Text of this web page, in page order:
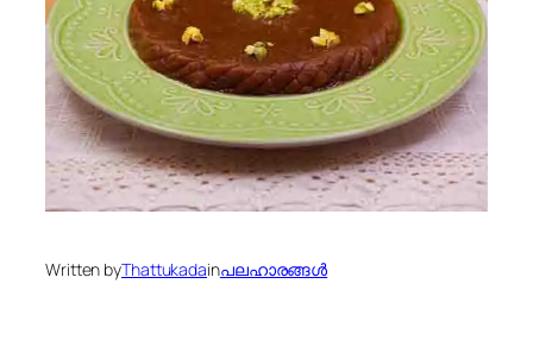
Written byThattukadainപലഹാരങ്ങള്‍